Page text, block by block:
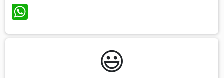
WhatsApp
😃️